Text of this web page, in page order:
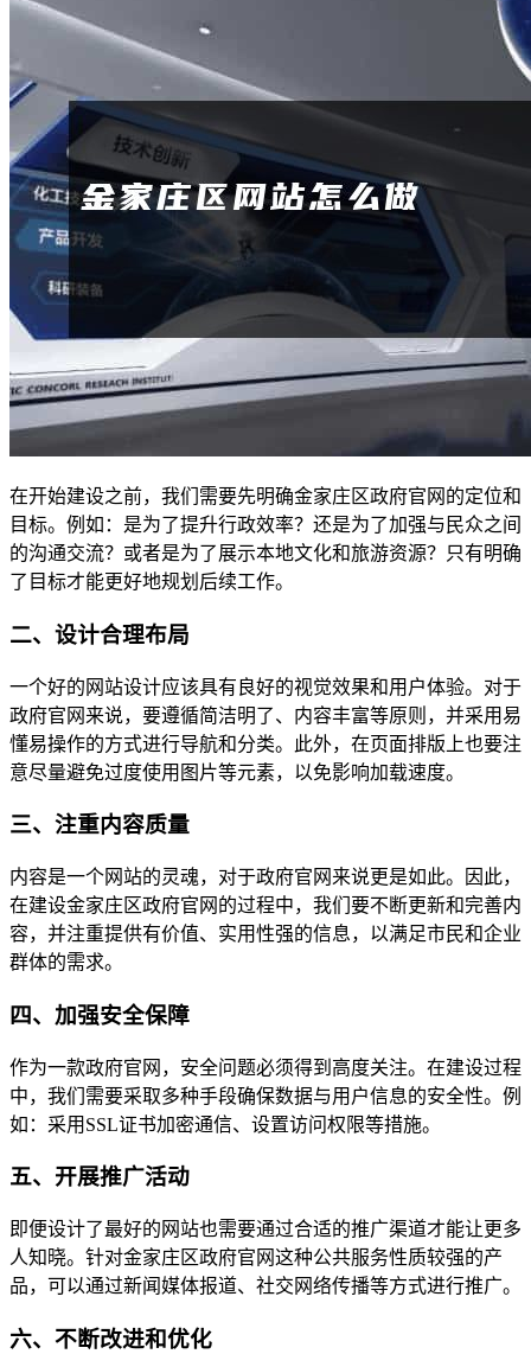
在开始建设之前，我们需要先明确金家庄区政府官网的定位和
目标。例如：是为了提升行政效率？还是为了加强与民众之间
的沟通交流？或者是为了展示本地文化和旅游资源？只有明确
了目标才能更好地规划后续工作。
二、设计合理布局
一个好的网站设计应该具有良好的视觉效果和用户体验。对于
政府官网来说，要遵循简洁明了、内容丰富等原则，并采用易
懂易操作的方式进行导航和分类。此外，在页面排版上也要注
意尽量避免过度使用图片等元素，以免影响加载速度。
三、注重内容质量
内容是一个网站的灵魂，对于政府官网来说更是如此。因此，
在建设金家庄区政府官网的过程中，我们要不断更新和完善内
容，并注重提供有价值、实用性强的信息，以满足市民和企业
群体的需求。
四、加强安全保障
作为一款政府官网，安全问题必须得到高度关注。在建设过程
中，我们需要采取多种手段确保数据与用户信息的安全性。例
如：采用SSL证书加密通信、设置访问权限等措施。
五、开展推广活动
即便设计了最好的网站也需要通过合适的推广渠道才能让更多
人知晓。针对金家庄区政府官网这种公共服务性质较强的产
品，可以通过新闻媒体报道、社交网络传播等方式进行推广。
六、不断改进和优化